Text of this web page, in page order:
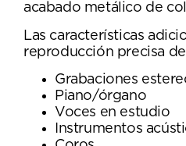
acabado metálico de
Las características
reproducción precisa
Grabaciones
Piano/órgano
Voces en estudio
Instrumentos